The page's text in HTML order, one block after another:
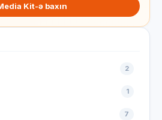
Kit-ə baxın
2
1
7